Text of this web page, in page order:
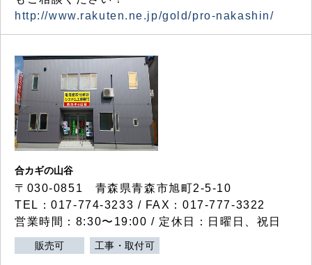
http://www.rakuten.ne.jp/gold/pro-nakashin/
合カギの山谷
〒030-0851 青森県青森市旭町2-5-10
TEL：017-774-3233 / FAX：017-777-3322
営業時間：8:30〜19:00 / 定休日：日曜日、祝日
販売可 工事・取付可